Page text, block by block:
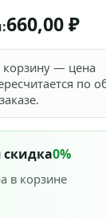
660,00 ₽
корзину — цена
по
0%
в корзине